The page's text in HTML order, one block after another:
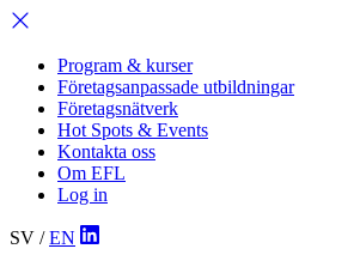
Program & kurser
Företagsanpassade utbildningar
Företagsnätverk
Hot Spots & Events
Kontakta oss
Om EFL
Log in
SV /EN